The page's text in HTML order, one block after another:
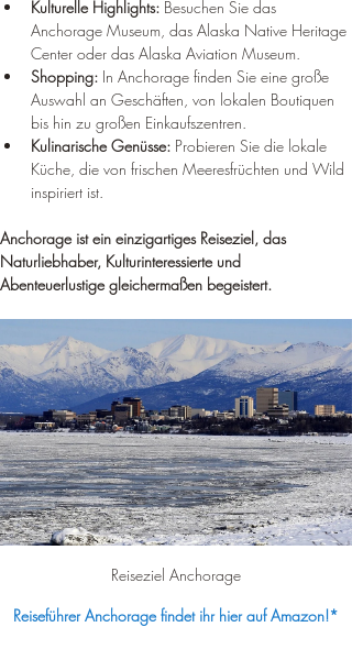
Kulturelle Highlights: Besuchen Sie das
Anchorage Museum, das Alaska Native Heritage
Center oder das Alaska Aviation Museum.
Shopping: In Anchorage finden Sie eine große
Auswahl an Geschäften, von lokalen Boutiquen
bis hin zu großen Einkaufszentren.
Kulinarische Genüsse: Probieren Sie die lokale
Küche, die von frischen Meeresfrüchten und Wild
inspiriert ist.
Anchorage ist ein einzigartiges Reiseziel, das
Naturliebhaber, Kulturinteressierte und
Abenteuerlustige gleichermaßen begeistert.
Reiseziel Anchorage
Reiseführer Anchorage findet ihr hier auf Amazon!*